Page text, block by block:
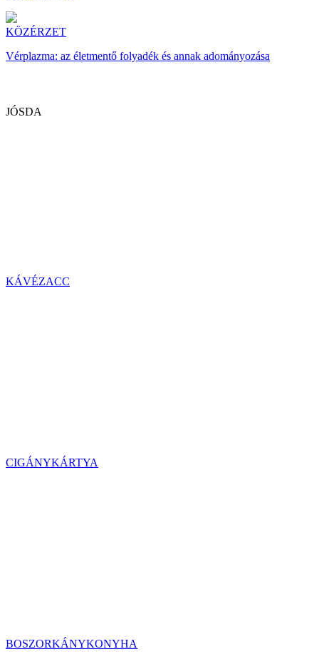
KÖZÉRZET
Vérplazma: az életmentő folyadék és annak adományozása
JÓSDA
KÁVÉZACC
CIGÁNYKÁRTYA
BOSZORKÁNYKONYHA